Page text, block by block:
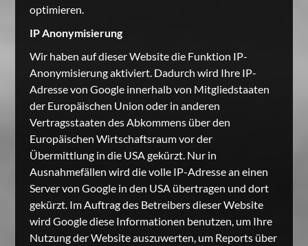
optimieren.
IP Anonymisierung
Wir haben auf dieser Website die Funktion IP-
Anonymisierung aktiviert. Dadurch wird Ihre IP-
Adresse von Google innerhalb von Mitgliedstaaten
der Europäischen Union oder in anderen
Vertragsstaaten des Abkommens über den
Europäischen Wirtschaftsraum vor der
Übermittlung in die USA gekürzt. Nur in
Ausnahmefällen wird die volle IP-Adresse an einen
Server von Google in den USA übertragen und dort
gekürzt. Im Auftrag des Betreibers dieser Website
wird Google diese Informationen benutzen, um Ihre
Nutzung der Website auszuwerten, um Reports über